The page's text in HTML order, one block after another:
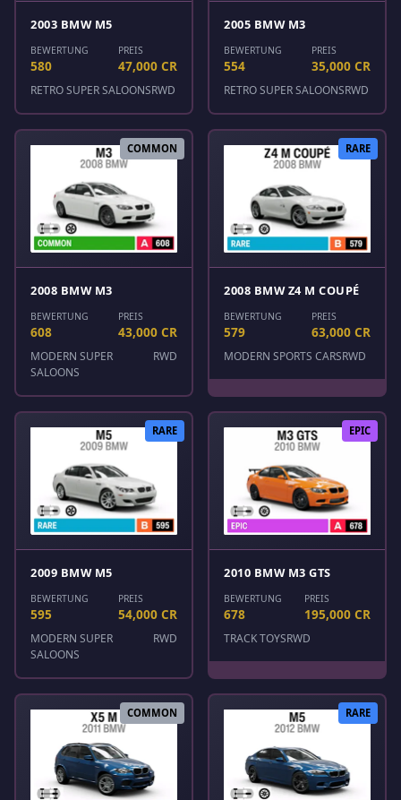
2003 BMW M5
BEWERTUNG
580
PREIS
47,000 CR
RETRO SUPER SALOONSRWD
2005 BMW M3
BEWERTUNG
554
PREIS
35,000 CR
RETRO SUPER SALOONSRWD
COMMON
2008 BMW M3
BEWERTUNG
608
PREIS
43,000 CR
MODERN SUPER
SALOONS
RWD
RARE
2008 BMW Z4 M COUPÉ
BEWERTUNG
579
PREIS
63,000 CR
MODERN SPORTS CARSRWD
RARE
2009 BMW M5
BEWERTUNG
595
PREIS
54,000 CR
MODERN SUPER
SALOONS
RWD
EPIC
2010 BMW M3 GTS
BEWERTUNG
678
PREIS
195,000 CR
TRACK TOYSRWD
COMMON RARE